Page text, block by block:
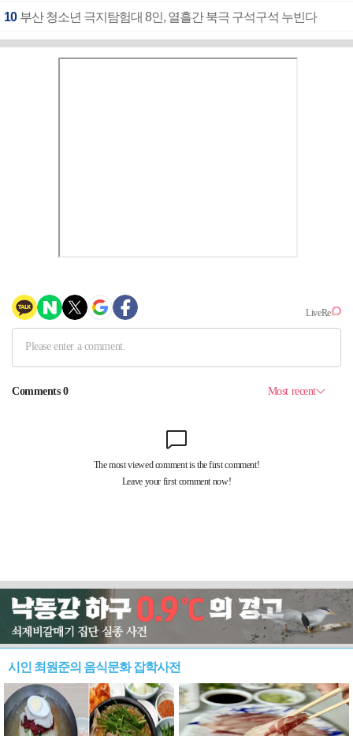
10 부산 청소년 극지탐험대 8인, 열흘간 북극 구석구석 누빈다
시인 최원준의 음식문화 잡학사전